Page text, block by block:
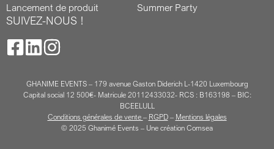
Lancement de produit
Summer Party
SUIVEZ-NOUS !
GHANIME EVENTS – 179 avenue Gaston Diderich L-1420 Luxembourg
Capital social 12 500€- Matricule 20112433032- RCS : B163198 – BIC:
BCEELULL
Conditions générales de vente – RGPD – Mentions légales
© 2025 Ghanimé Events – Une création Comsea